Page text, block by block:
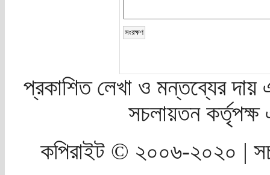
প্রকাশিত লেখা ও মন্তব্যের দায়
সচলায়তন
কপিরাইট © ২০০৬-২০২০ |